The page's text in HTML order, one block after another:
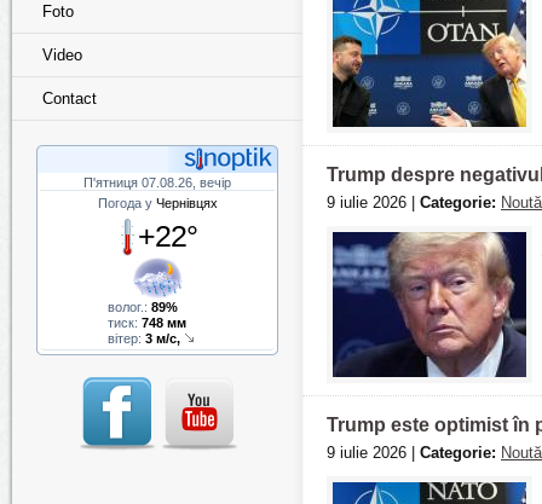
Foto
Video
Contact
П'ятниця 07.08.26, вечір
Погода у Чернівцях
+22°
волог.: 89%
тиск: 748 мм
вітер: 3 м/с,
Trump despre
9 iulie 2026 | Categorie:
Trump este optimist în
9 iulie 2026 | Categorie: